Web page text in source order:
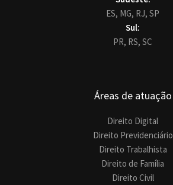
ES, MG, RJ, SP
Sul:
PR, RS, SC
Áreas de atuação
Direito Digital
Direito Previdenciário
Direito Trabalhista
Direito de Família
Direito Civil